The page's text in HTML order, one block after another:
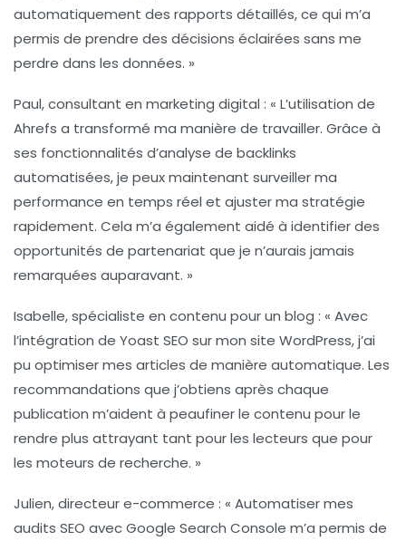
automatiquement des rapports détaillés, ce qui m’a
permis de prendre des décisions éclairées sans me
perdre dans les données. »
Paul, consultant en marketing digital : « L’utilisation de
Ahrefs a transformé ma manière de travailler. Grâce à
ses fonctionnalités d’analyse de backlinks
automatisées, je peux maintenant surveiller ma
performance en temps réel et ajuster ma stratégie
rapidement. Cela m’a également aidé à identifier des
opportunités de partenariat que je n’aurais jamais
remarquées auparavant. »
Isabelle, spécialiste en contenu pour un blog : « Avec
l’intégration de Yoast SEO sur mon site WordPress, j’ai
pu optimiser mes articles de manière automatique. Les
recommandations que j’obtiens après chaque
publication m’aident à peaufiner le contenu pour le
rendre plus attrayant tant pour les lecteurs que pour
les moteurs de recherche. »
Julien, directeur e-commerce : « Automatiser mes
audits SEO avecGoogle Search Console m’a permis de